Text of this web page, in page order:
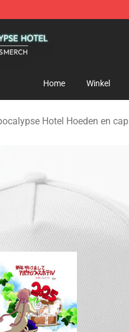
Home Winkel
Hotel Hoeden en